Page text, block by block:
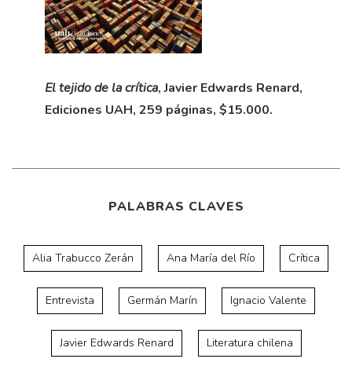
El tejido de la crítica, Javier Edwards Renard,
Ediciones UAH, 259 páginas, $15.000.
PALABRAS CLAVES
Alia Trabucco Zerán Ana María del Río Crítica
Entrevista Germán Marín Ignacio Valente
Javier Edwards Renard Literatura chilena